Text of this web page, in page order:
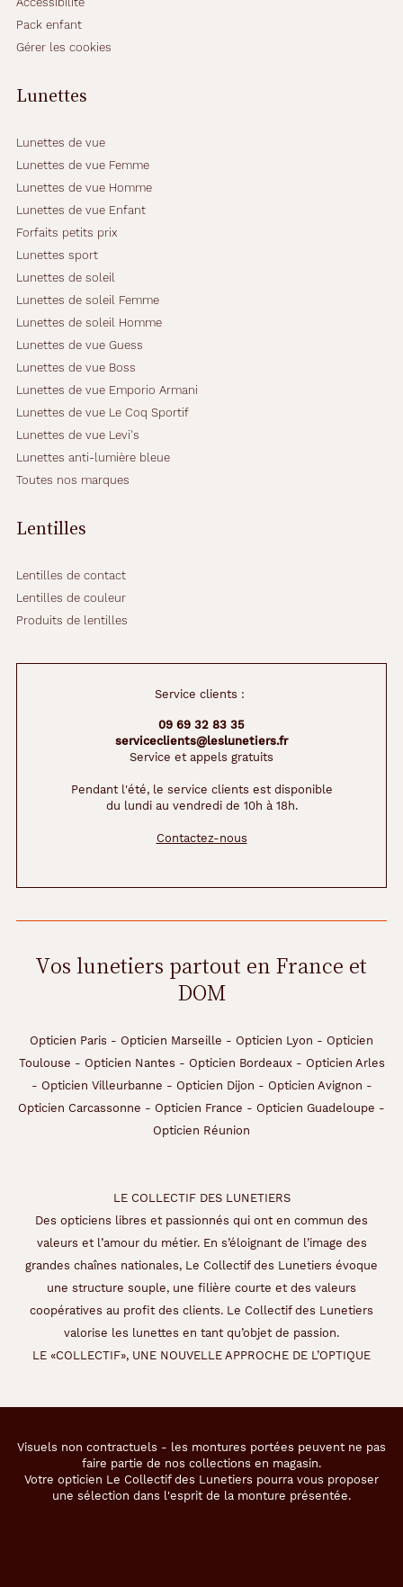
a
à
e
r
e
i
l
e
l
e
v
i
s
a
e
s
m
a
c
u
i
n
a
u
t
a
monture
mm
mm
Détails
techniques
Genre
de
monture
Pack enfant
Gérer les cookies
Lunettes
Lunettes de vue
Lunettes de vue Femme
Lunettes de vue Homme
Lunettes de vue Enfant
Forfaits petits prix
Lunettes sport
Lunettes de soleil
Lunettes de soleil Femme
Lunettes de soleil Homme
Lunettes de vue Guess
Lunettes de vue Boss
Lunettes de vue Emporio Armani
Lunettes de vue Le Coq Sportif
Lunettes de vue Levi's
Lunettes anti-lumière bleue
Toutes nos marques
Lentilles
Lentilles de contact
Lentilles de couleur
Produits de lentilles
Service clients :
09 69 32 83 35
serviceclients@leslunetiers.fr
Service et appels gratuits
Pendant l'été, le service clients est disponible
du lundi au vendredi de 10h à 18h.
Contactez-nous
Vos lunetiers partout en France et
DOM
Opticien Paris - Opticien Marseille - Opticien Lyon - Opticien
Toulouse - Opticien Nantes - Opticien Bordeaux- Opticien Arles
- Opticien Villeurbanne - Opticien Dijon - Opticien Avignon -
Opticien Carcassonne - Opticien France - Opticien Guadeloupe -
Opticien Réunion
LE COLLECTIF DES LUNETIERS
Des opticiens libres et passionnés qui ont en commun des
valeurs et l’amour du métier. En s’éloignant de l’image des
grandes chaînes nationales, Le Collectif des Lunetiers évoque
une structure souple, une filière courte et des valeurs
coopératives au profit des clients. Le Collectif des Lunetiers
valorise les lunettes en tant qu’objet de passion.
LE «COLLECTIF», UNE NOUVELLE APPROCHE DE L’OPTIQUE
Visuels non contractuels - les montures portées peuvent ne pas
faire partie de nos collections en magasin.
Votre opticien Le Collectif des Lunetiers pourra vous proposer
une sélection dans l'esprit de la monture présentée.